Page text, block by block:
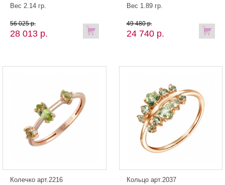
Вес 2.14 гр.
28 013 р.
56 025 р.
Вес 1.89 гр.
24 740 р.
49 480 р.
Колечко арт.2216
Кольцо арт.2037